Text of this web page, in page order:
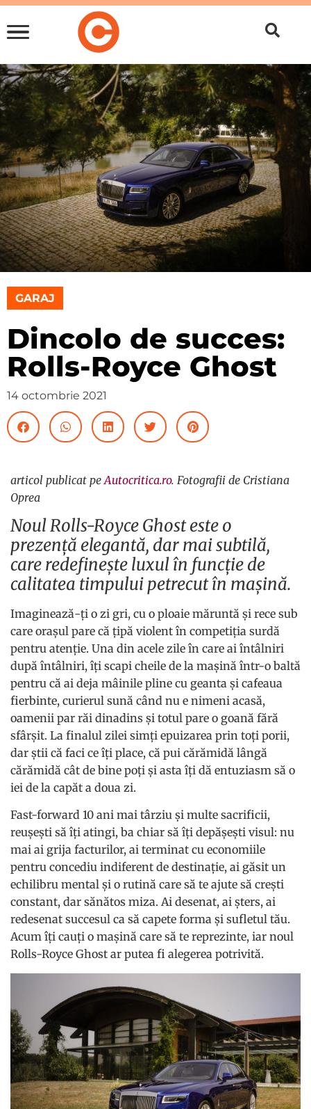
GARAJ
Dincolo de succes:
Rolls-Royce Ghost
14 octombrie 2021
articol publicat pe Autocritica.ro. Fotografii de Cristiana
Oprea
Noul Rolls-Royce Ghost este o
prezență elegantă, dar mai subtilă,
care redefinește luxul în funcție de
calitatea timpului petrecut în mașină.
Imaginează-ți o zi gri, cu o ploaie măruntă și rece sub
care orașul pare că țipă violent în competiția surdă
pentru atenție. Una din acele zile în care ai întâlniri
după întâlniri, îți scapi cheile de la mașină într-o baltă
pentru că ai deja mâinile pline cu geanta și cafeaua
fierbinte, curierul sună când nu e nimeni acasă,
oamenii par răi dinadins și totul pare o goană fără
sfârșit. La finalul zilei simți epuizarea prin toți porii,
dar știi că faci ce îți place, că pui cărămidă lângă
cărămidă cât de bine poți și asta îți dă entuziasm să o
iei de la capăt a doua zi.
Fast-forward 10 ani mai târziu și multe sacrificii,
reușești să îți atingi, ba chiar să îți depășești visul: nu
mai ai grija facturilor, ai terminat cu economiile
pentru concediu indiferent de destinație, ai găsit un
echilibru mental și o rutină care să te ajute să crești
constant, dar sănătos miza. Ai desenat, ai șters, ai
redesenat succesul ca să capete forma și sufletul tău.
Acum îți cauți o mașină care să te reprezinte, iar noul
Rolls-Royce Ghost ar putea fi alegerea potrivită.